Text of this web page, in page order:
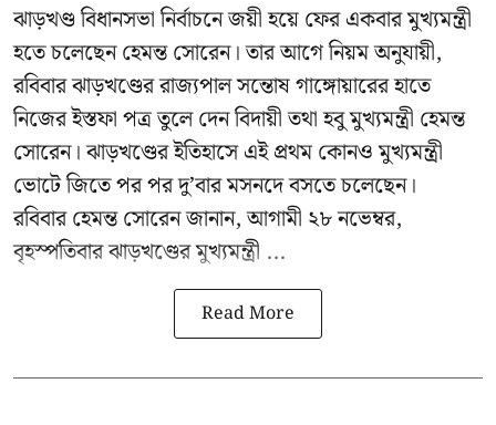
ঝাড়খণ্ড বিধানসভা নির্বাচনে জয়ী হয়ে ফের একবার মুখ্যমন্ত্রী
হতে চলেছেন হেমন্ত সোরেন। তার আগে নিয়ম অনুযায়ী,
রবিবার ঝাড়খণ্ডের রাজ্যপাল সন্তোষ গাঙ্গোয়ারের হাতে
নিজের ইস্তফা পত্র তুলে দেন বিদায়ী তথা হবু মুখ্যমন্ত্রী হেমন্ত
সোরেন। ঝাড়খণ্ডের ইতিহাসে এই প্রথম কোনও মুখ্যমন্ত্রী
ভোটে জিতে পর পর দু’বার মসনদে বসতে চলেছেন।
রবিবার হেমন্ত সোরেন জানান, আগামী ২৮ নভেম্বর,
বৃহস্পতিবার ঝাড়খণ্ডের মুখ্যমন্ত্রী ...
Read More